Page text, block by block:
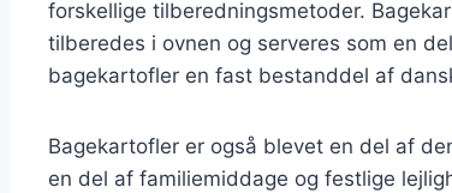
forskellige tilberedningsmetoder.
tilberedes i ovnen og serveres som en
bagekartofler en fast bestanddel af
Bagekartofler er også blevet en del af
en del af familiemiddage og festlige